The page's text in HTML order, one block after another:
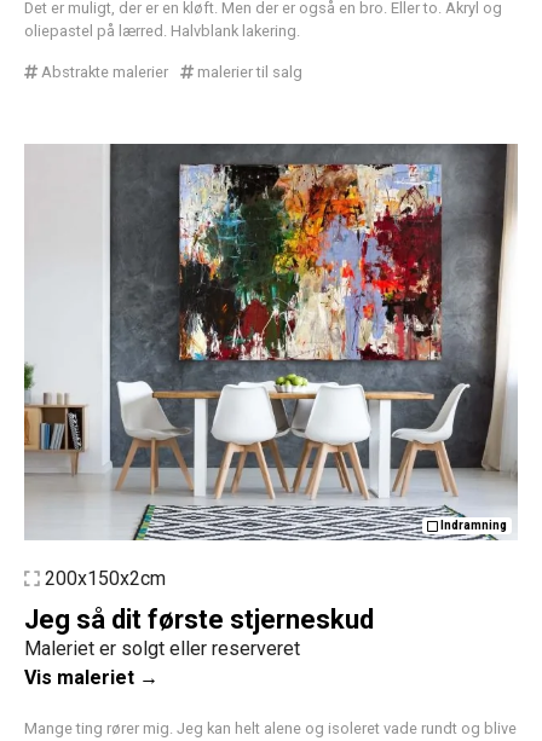
Det er muligt, der er en kløft. Men der er også en bro. Eller to. Akryl og
oliepastel på lærred. Halvblank lakering.
Abstrakte malerier malerier til salg
Indramning
200x150x2cm
Jeg så dit første stjerneskud
Maleriet er solgt eller reserveret
Vis maleriet →
Mange ting rører mig. Jeg kan helt alene og isoleret vade rundt og blive